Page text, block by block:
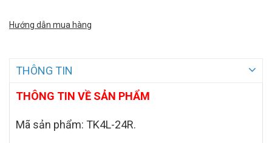
Hướng dẫn mua hàng
THÔNG TIN
THÔNG TIN VỀ SẢN PHẨM
Mã sản phẩm: TK4L-24R.